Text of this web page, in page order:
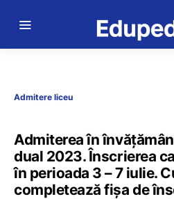
Admitere liceu
Admiterea în
dual 2023. Înscrierea
în perioada 3 – 7 iulie.
completează fișa de